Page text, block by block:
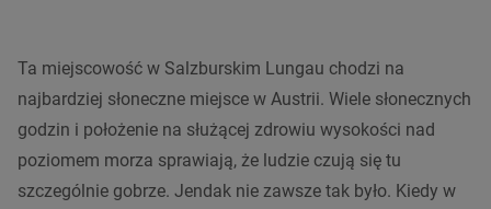
Ta miejscowość w Salzburskim Lungau chodzi na
najbardziej słoneczne miejsce w Austrii. Wiele słonecznych
godzin i położenie na służącej zdrowiu wysokości nad
poziomem morza sprawiają, że ludzie czują się tu
szczególnie gobrze. Jendak nie zawsze tak było. Kiedy w